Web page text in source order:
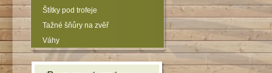
Štítky pod trofeje
Tažné šňůry na zvěř
Váhy